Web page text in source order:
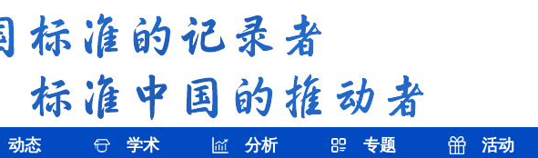
动态 学术 分析 专题 活动